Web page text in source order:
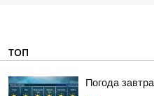
ТОП
Погода завтра